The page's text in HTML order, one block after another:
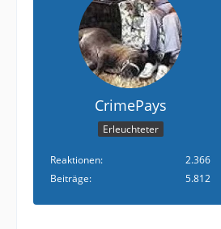
CrimePays
Erleuchteter
Reaktionen
2.366
Beiträge
5.812